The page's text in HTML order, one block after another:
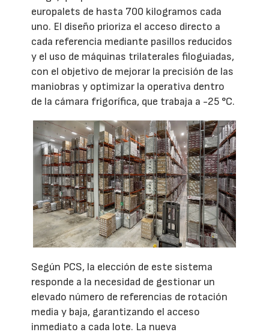
europalets de hasta 700 kilogramos cada
uno. El diseño prioriza el acceso directo a
cada referencia mediante pasillos reducidos
y el uso de máquinas trilaterales filoguiadas,
con el objetivo de mejorar la precisión de las
maniobras y optimizar la operativa dentro
de la cámara frigorífica, que trabaja a -25 °C.
Según PCS, la elección de este sistema
responde a la necesidad de gestionar un
elevado número de referencias de rotación
media y baja, garantizando el acceso
inmediato a cada lote. La nueva